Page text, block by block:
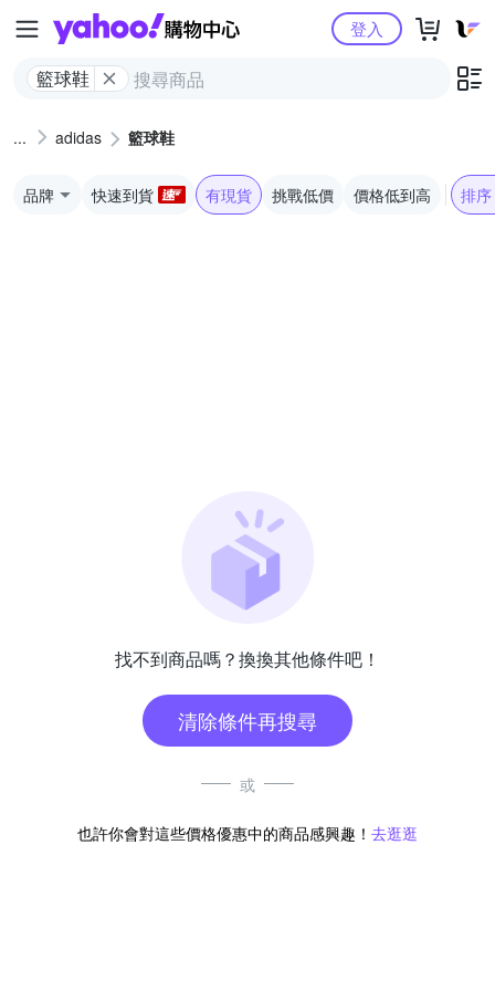
Yahoo購物中心
籃球鞋
登入
adidas 籃球鞋
品牌 快速到貨 有現貨 挑戰低價 價格低到高 排序
找不到商品嗎？換換其他條件吧！
清除條件再搜尋
或
也許你會對這些價格優惠中的商品感興趣！ 去逛逛